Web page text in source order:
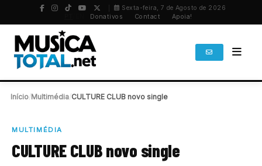
Sexta-feira, 7 de Agosto de 2026
Donativos Contact Apoia!
Início Multimédia CULTURE CLUB novo single
MULTIMÉDIA
CULTURE CLUB novo single